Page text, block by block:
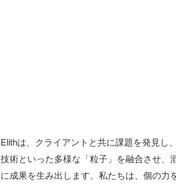
Elithは、クライアントと共に課題を発見し
技術といった多様な「粒子」を融合させ、
に成果を生み出します。私たちは、個の